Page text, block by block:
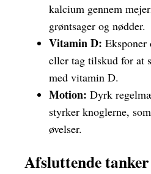
kalcium gennem
grøntsager og nødder.
Vitamin D:
eller tag tilskud for at
med vitamin D.
Motion: Dyrk
styrker knoglerne,
øvelser.
Afsluttende tanker